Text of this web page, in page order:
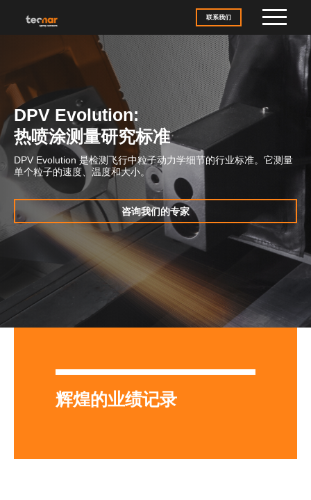
联系我们
DPV Evolution:
热喷涂测量研究标准
DPV Evolution 是检测飞行中粒子动力学细节的行业标准。它测量
单个粒子的速度、温度和大小。
咨询我们的专家
辉煌的业绩记录